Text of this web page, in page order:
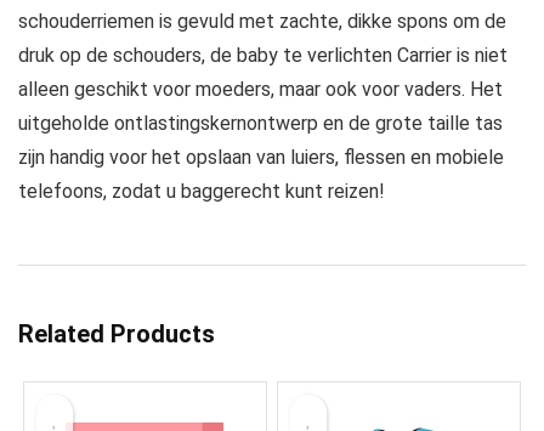
schouderriemen is gevuld met zachte, dikke spons om de
druk op de schouders, de baby te verlichten Carrier is niet
alleen geschikt voor moeders, maar ook voor vaders. Het
uitgeholde ontlastingskernontwerp en de grote taille tas
zijn handig voor het opslaan van luiers, flessen en mobiele
telefoons, zodat u baggerecht kunt reizen!
Related Products